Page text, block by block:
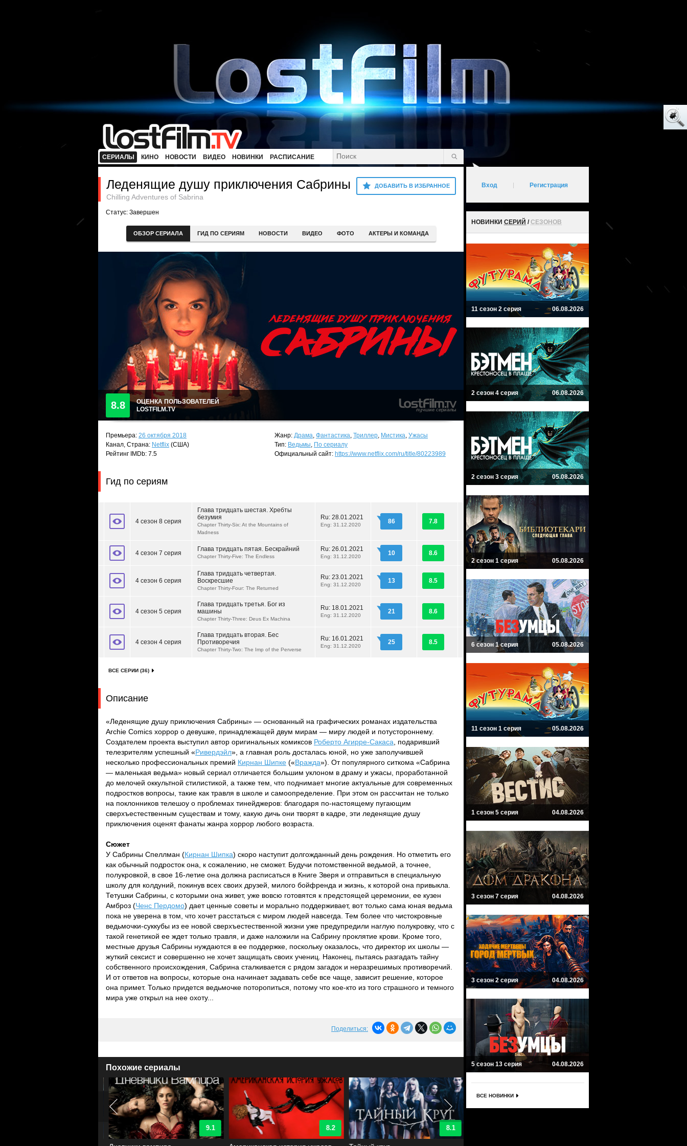
СЕРИАЛЫ КИНО НОВОСТИ ВИДЕО НОВИНКИ РАСПИСАНИЕ
ДОБАВИТЬ В ИЗБРАННОЕ
Леденящие душу приключения Сабрины
Chilling Adventures of Sabrina
Статус: Завершен
ОБЗОР СЕРИАЛА ГИД ПО СЕРИЯМ НОВОСТИ ВИДЕО ФОТО АКТЕРЫ И КОМАНДА
8.8
ОЦЕНКА ПОЛЬЗОВАТЕЛЕЙ
LOSTFILM.TV
Премьера: 26 октября 2018
Канал, Страна: Netflix (США)
Рейтинг IMDb: 7.5
Жанр: Драма, Фантастика, Триллер, Мистика, Ужасы
Тип: Ведьмы, По сериалу
Официальный сайт: https://www.netflix.com/ru/title/80223989
Гид по сериям
4 сезон 8 серия
Глава тридцать шестая. Хребты
безумия
Chapter Thirty-Six: At the Mountains of
Madness
Ru: 28.01.2021
Eng: 31.12.2020 86 7.8
4 сезон 7 серия
Глава тридцать пятая. Бескрайний
Chapter Thirty-Five: The Endless
Ru: 26.01.2021
Eng: 31.12.2020 10 8.6
4 сезон 6 серия
Глава тридцать четвертая.
Воскресшие
Chapter Thirty-Four: The Returned
Ru: 23.01.2021
Eng: 31.12.2020
13 8.5
4 сезон 5 серия
Глава тридцать третья. Бог из
машины
Chapter Thirty-Three: Deus Ex Machina
Ru: 18.01.2021
Eng: 31.12.2020
21 8.6
4 сезон 4 серия
Глава тридцать вторая. Бес
Противоречия
Chapter Thirty-Two: The Imp of the Perverse
Ru: 16.01.2021
Eng: 31.12.2020
25 8.5
ВСЕ СЕРИИ (36)
Описание
«Леденящие душу приключения Сабрины» — основанный на графических романах издательства
Archie Comics хоррор о девушке, принадлежащей двум мирам — миру людей и потустороннему.
Создателем проекта выступил автор оригинальных комиксов Роберто Агирре-Сакаса , подаривший
телезрителям успешный «Ривердэйл», а главная роль досталась юной, но уже заполучившей
несколько профессиональных премий Кирнан Шипке («Вражда»). От популярного ситкома «Сабрина
— маленькая ведьма» новый сериал отличается большим уклоном в драму и ужасы, проработанной
до мелочей оккультной стилистикой, а также тем, что поднимает многие актуальные для современных
подростков вопросы, такие как травля в школе и самоопределение. При этом он рассчитан не только
на поклонников телешоу о проблемах тинейджеров: благодаря по-настоящему пугающим
сверхъестественным существам и тому, какую дичь они творят в кадре, эти леденящие душу
приключения оценят фанаты жанра хоррор любого возраста.
Сюжет
У Сабрины Спеллман (Кирнан Шипка) скоро наступит долгожданный день рождения. Но отметить его
как обычный подросток она, к сожалению, не сможет. Будучи потомственной ведьмой, а точнее,
полукровкой, в свое 16-летие она должна расписаться в Книге Зверя и отправиться в специальную
школу для колдуний, покинув всех своих друзей, милого бойфренда и жизнь, к которой она привыкла.
Тетушки Сабрины, с которыми она живет, уже вовсю готовятся к предстоящей церемонии, ее кузен
Амброз (Ченс Пердомо) дает ценные советы и морально поддерживает, вот только сама юная ведьма
пока не уверена в том, что хочет расстаться с миром людей навсегда. Тем более что чистокровные
ведьмочки-суккубы из ее новой сверхъестественной жизни уже предупредили наглую полукровку, что с
такой генетикой ее ждет только травля, и даже наложили на Сабрину проклятие крови. Кроме того,
местные друзья Сабрины нуждаются в ее поддержке, поскольку оказалось, что директор их школы —
жуткий сексист и совершенно не хочет защищать своих учениц. Наконец, пытаясь разгадать тайну
собственного происхождения, Сабрина сталкивается с рядом загадок и неразрешимых противоречий.
И от ответов на вопросы, которые она начинает задавать себе все чаще, зависит решение, которое
она примет. Только придется ведьмочке поторопиться, потому что кое-кто из того страшного и темного
мира уже открыл на нее охоту...
Поделиться:
Похожие сериалы
9.1 8.2 8.1
Вход Регистрация
НОВИНКИ СЕРИЙ /СЕЗОНОВ
11 сезон 2 серия 06.08.2026
2 сезон 4 серия 06.08.2026
2 сезон 3 серия 05.08.2026
2 сезон 1 серия 05.08.2026
6 сезон 1 серия 05.08.2026
11 сезон 1 серия 05.08.2026
1 сезон 5 серия 04.08.2026
3 сезон 7 серия 04.08.2026
3 сезон 2 серия 04.08.2026
5 сезон 13 серия 04.08.2026
ВСЕ НОВИНКИ